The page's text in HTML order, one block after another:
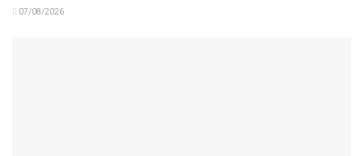
07/08/2026